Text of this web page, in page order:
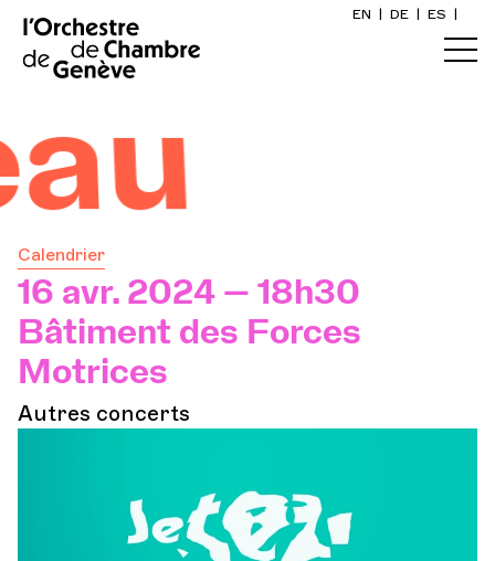
EN DE ES
Calendrier
16 avr. 2024 — 18h30
Bâtiment des Forces
Motrices
Autres concerts
Accueil
Calendrier
Acheter un billet
Infos pratiques
Explorer
La Gazette du concert